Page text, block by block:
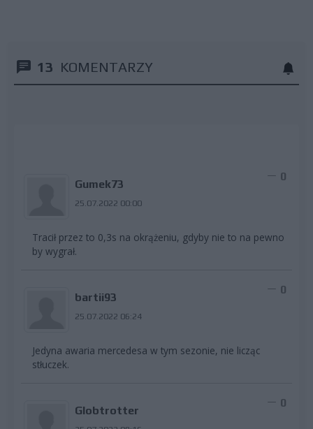
13 KOMENTARZY
Gumek73
25.07.2022 00:00
0
Tracił przez to 0,3s na okrążeniu, gdyby nie to na pewno
by wygrał.
bartii93
25.07.2022 06:24
0
Jedyna awaria mercedesa w tym sezonie, nie licząc
stłuczek.
Globtrotter
0